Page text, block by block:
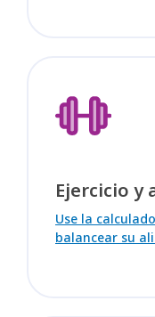
Ejercicio y
Use la
balancear su